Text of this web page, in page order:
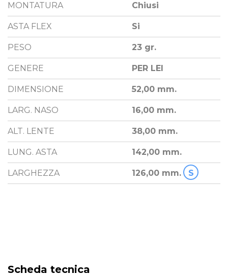
MONTATURA Chiusi
ASTA FLEX Si
PESO 23 gr.
GENERE PER LEI
DIMENSIONE 52,00 mm.
LARG. NASO 16,00 mm.
ALT. LENTE 38,00 mm.
LUNG. ASTA 142,00 mm.
LARGHEZZA 126,00 mm. S
Scheda tecnica